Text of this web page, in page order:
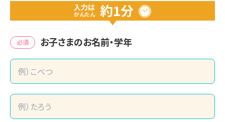
入力は
かんたん 約1分
必須 お子さまのお名前・学年